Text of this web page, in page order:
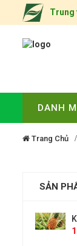
Trung
DANH
Trang Chủ
SẢN
Cầu Đúc (Hậu